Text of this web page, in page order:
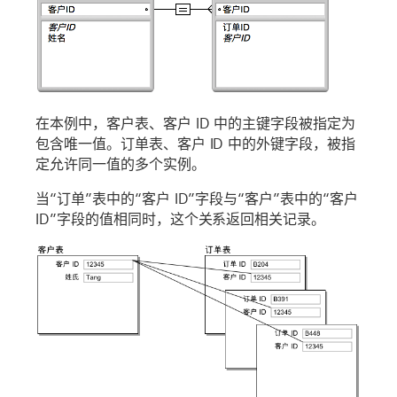
在本例中，客户表、客户 ID 中的主键字段被指定为
包含唯一值。订单表、客户 ID 中的外键字段，被指
定允许同一值的多个实例。
当“订单”表中的“客户 ID”字段与“客户”表中的“客户
ID”字段的值相同时，这个关系返回相关记录。